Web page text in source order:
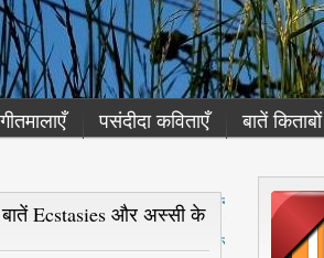
पसंदीदा कविताएँ बातें
Ecstasies और अस्सी के
नई
स्ट